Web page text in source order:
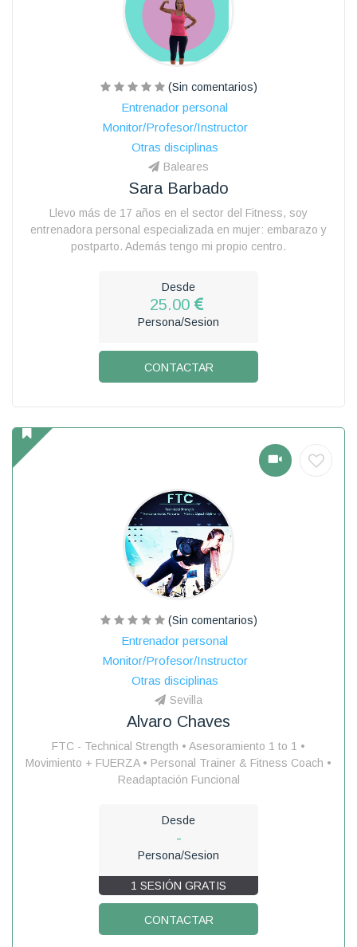
(Sin comentarios)
Entrenador personal
Monitor/Profesor/Instructor
Otras disciplinas
Baleares
Sara Barbado
Llevo más de 17 años en el sector del Fitness, soy
entrenadora personal especializada en mujer: embarazo y
postparto. Además tengo mi propio centro.
Desde
25.00
Persona/Sesion
CONTACTAR
(Sin comentarios)
Entrenador personal
Monitor/Profesor/Instructor
Otras disciplinas
Sevilla
Alvaro Chaves
FTC - Technical Strength • Asesoramiento 1 to 1 •
Movimiento + FUERZA • Personal Trainer & Fitness Coach •
Readaptación Funcional
Desde
-
Persona/Sesion
1 SESIÓN GRATIS
CONTACTAR